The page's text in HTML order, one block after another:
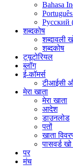
Bahasa
Pусский
शब्दकोष
शब्दावली
शब्दकोष
ट्यूटोरियल
ब्लॉग
ई-कॉमर्स
टीआईसी
मेरा खाता
मेरा खाता
आदेश
डाउनलोड
पतों
खाता
पासवर्ड खो
पर
मंच